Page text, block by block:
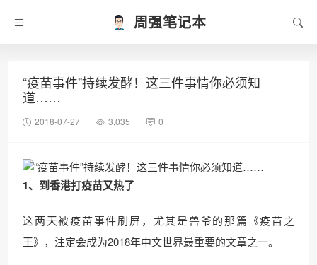
周强笔记本
“疫苗事件”持续发酵！这三件事情你必须知
道……
2018-07-27 3,035 0
1、到香港打疫苗又热了
这两天被疫苗事件刷屏，尤其是兽爷的那篇《疫苗之
王》，注定会成为2018年中文世界最重要的文章之一。